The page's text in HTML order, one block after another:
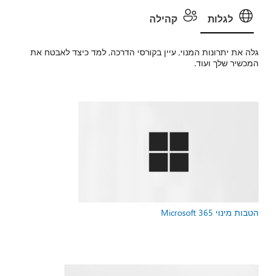
לגלות קהילה
גלה את יתרונות המנוי, עיין בקורסי הדרכה, למד כיצד לאבטח את
המכשיר שלך ועוד.
הטבות מינוי Microsoft 365